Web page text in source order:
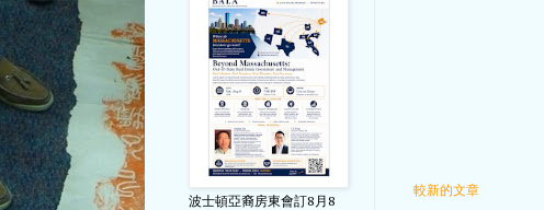
較新的文章
波士頓亞裔房東會訂8月8